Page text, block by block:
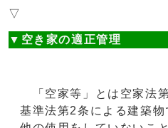
▽
▼空き家の適正管理
「空家等」とは空家法
基準法第2条による建築